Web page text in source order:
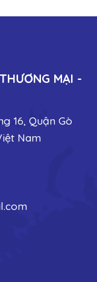
MẠI -
16, Quận Gò
Nam